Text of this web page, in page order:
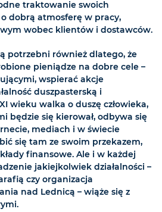
traktowanie swoich
dobrą atmosferę w pracy,
wobec klientów i dostawców.
potrzebni również dlatego, że
pieniądze na dobre cele –
wspierać akcje
duszpasterską i
wieku walka o duszę człowieka,
będzie się kierował, odbywa się
mediach i w świecie
się tam ze swoim przekazem,
finansowe. Ale i w każdej
jakiejkolwiek działalności –
czy organizacja
nad Lednicą – wiąże się z